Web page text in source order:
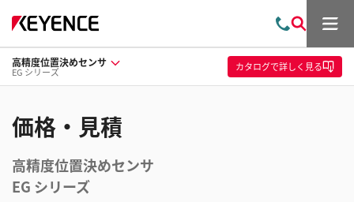
問
い
合
わ
索
メ
ュ
ー
高精度位置決めセンサ
EG シリーズ カタログで詳しく見る
価格・見積
高精度位置決めセンサ
EG シリーズ